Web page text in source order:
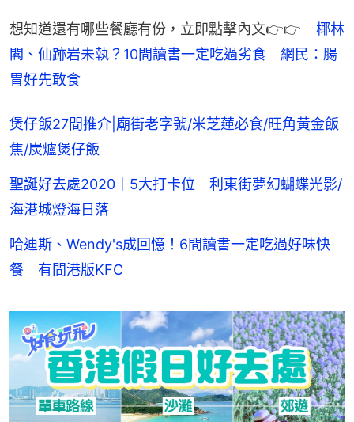
想知道還有哪些餐廳有份，立即點擊內文👉👉 椰林
閣、仙跡岩未執？10間讀書一定吃過劣食　網民：腸
胃好先敢食
煲仔飯27間推介|廟街老字號/米芝蓮必食/旺角黃金飯
焦/炭爐煲仔飯
聖誕好去處2020｜5大打卡位 利東街夢幻蝴蝶光影/
海港城燈海日落
哈迪斯、Wendy's成回憶！6間讀書一定吃過好味快
餐 有間港版KFC